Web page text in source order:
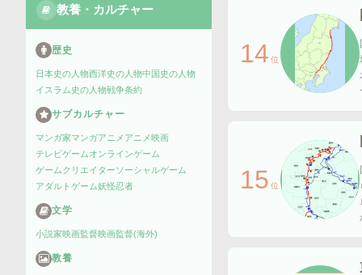
教養・カルチャー
歴史
日本史の人物西洋史の人物中国史の人物
イスラム史の人物戦争条約
サブカルチャー
マンガ家マンガアニメ アニメ映画
テレビゲームオンラインゲーム
ゲームクリエイターソーシャルゲーム
アダルトゲーム妖怪忍者
文学
小説家映画監督映画監督(海外)
教養
14 位
15 位